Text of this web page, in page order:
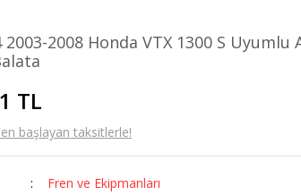
2003-2008 Honda VTX 1300 S Uyumlu
TL
başlayan taksitlerle!
Fren ve Ekipmanları